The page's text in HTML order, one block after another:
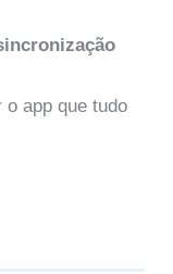
app que tudo